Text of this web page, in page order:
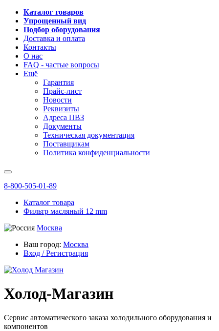
Каталог товаров
Упрощенный вид
Подбор оборудования
Доставка и оплата
Контакты
О нас
FAQ - частые вопросы
Ещё
Гарантия
Прайс-лист
Новости
Реквизиты
Адреса ПВЗ
Документы
Техническая документация
Поставщикам
Политика конфиденциальности
8-800-505-01-89
Каталог товара
Фильтр масляный 12 mm
Москва
Ваш город: Москва
Вход / Регистрация
Холод-Магазин
Сервис автоматического заказа холодильного оборудования и
компонентов